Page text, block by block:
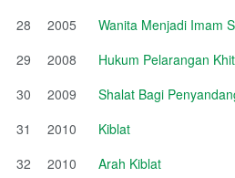
28
2005
Wanita Menjadi Imam
29
2008
Hukum Pelarangan
30
2009
Shalat Bagi
31
2010
Kiblat
32
2010 Arah Kiblat